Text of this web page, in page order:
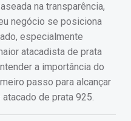
na transparência,
negócio se posiciona
especialmente
atacadista de prata
a importância do
passo para alcançar
de prata 925.